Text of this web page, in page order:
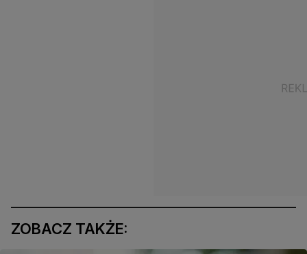
ZOBACZ TAKŻE: